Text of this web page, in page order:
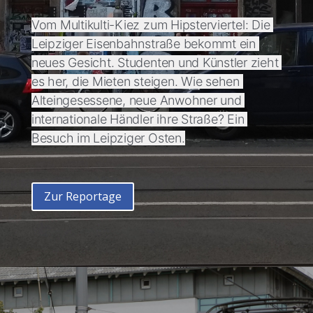
Vom Multikulti-Kiez zum Hipsterviertel: Die
Leipziger Eisenbahnstraße bekommt ein
neues Gesicht. Studenten und Künstler zieht
es her, die Mieten steigen. Wie sehen
Alteingesessene, neue Anwohner und
internationale Händler ihre Straße? Ein
Besuch im Leipziger Osten.
Zur Reportage